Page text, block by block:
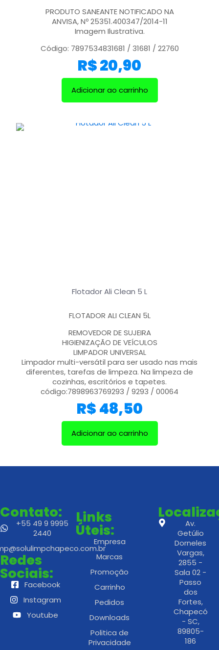
PRODUTO SANEANTE NOTIFICADO NA
ANVISA, Nº 25351.400347/2014-11
Imagem Ilustrativa.
Código: 7897534831681 / 31681 / 22760
R$20,90
Adicionar ao carrinho
Flotador Ali Clean 5 L
FLOTADOR ALI CLEAN 5L
REMOVEDOR DE SUJEIRA
HIGIENIZAÇÃO DE VEÍCULOS
LIMPADOR UNIVERSAL
Limpador multi-versátil para ser usado nas mais
diferentes, tarefas de limpeza. Na limpeza de
cozinhas, escritórios e tapetes.
código:7898963769293 / 9293 / 00064
R$48,50
Adicionar ao carrinho
Contato:
+55 49 9 9995
2440
Redes
Sociais:
Facebook
Instagram
Youtube
Links
Úteis:
Empresa
Marcas
Promoção
Carrinho
Pedidos
Downloads
Politica de
Privacidade
Av.
Getúlio
Dorneles
Vargas,
2855 -
Sala 02 -
Passo
dos
Fortes,
Chapecó
- SC,
89805-
186